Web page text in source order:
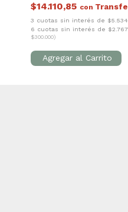
$14.110,85 con
3 cuotas sin interés de $5.534
6 cuotas sin interés de $2.767
$300.000)